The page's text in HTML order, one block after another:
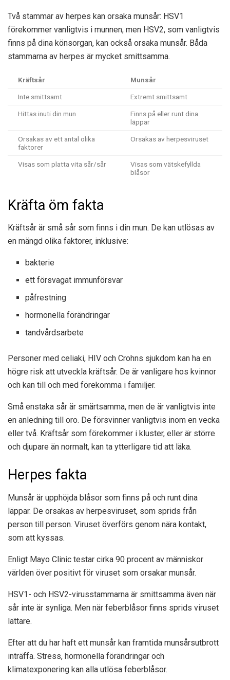
Två stammar av herpes kan orsaka munsår: HSV1
förekommer vanligtvis i munnen, men HSV2, som vanligtvis
finns på dina könsorgan, kan också orsaka munsår. Båda
stammarna av herpes är mycket smittsamma.
Kräftsår Munsår
Inte smittsamt Extremt smittsamt
Hittas inuti din mun
Finns på eller runt dina
läppar
Orsakas av ett antal olika
faktorer
Orsakas av herpesviruset
Visas som platta vita sår/sår
Visas som vätskefyllda
blåsor
Kräfta öm fakta
Kräftsår är små sår som finns i din mun. De kan utlösas av
en mängd olika faktorer, inklusive:
bakterie
ett försvagat immunförsvar
påfrestning
hormonella förändringar
tandvårdsarbete
Personer med celiaki, HIV och Crohns sjukdom kan ha en
högre risk att utveckla kräftsår. De är vanligare hos kvinnor
och kan till och med förekomma i familjer.
Små enstaka sår är smärtsamma, men de är vanligtvis inte
en anledning till oro. De försvinner vanligtvis inom en vecka
eller två. Kräftsår som förekommer i kluster, eller är större
och djupare än normalt, kan ta ytterligare tid att läka.
Herpes fakta
Munsår är upphöjda blåsor som finns på och runt dina
läppar. De orsakas av herpesviruset, som sprids från
person till person. Viruset överförs genom nära kontakt,
som att kyssas.
Enligt Mayo Clinic testar cirka 90 procent av människor
världen över positivt för viruset som orsakar munsår.
HSV1- och HSV2-virusstammarna är smittsamma även när
sår inte är synliga. Men när feberblåsor finns sprids viruset
lättare.
Efter att du har haft ett munsår kan framtida munsårsutbrott
inträffa. Stress, hormonella förändringar och
klimatexponering kan alla utlösa feberblåsor.